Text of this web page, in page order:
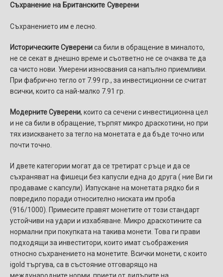
Съхранение на Британските Суверени
Съхранението им е лесно.
Историческите Суверениса били в обращение в миналото,
не се секат в днешно време и съответно не се очаква те да
са чисто нови. Умерени износвания са напълно приемливи.
При фабрично тегло от 7.99 гр., за инвестиционни се считат
всички, които са най-малко 7.91 гр.
Модерните Суверени, които са сечени с инвестиционна цел
и не са били в обращение, търпят микро драскотини, но при
тях изискването за тегло на монетата е да бъде точно или
почти точно.
И двете категории могат да се третират с ръце и да се
съхраняват на фишеци без капусли една до друга ( ние Ви ги
продаваме с капсули). Изпускане на монетата рядко би я
повредило поради относително ниската им проба
(916/1000). Примесите правят монетите от този стандарт
устойчиви на удари и изхабяване. Микро драскотините са
нормални при покупката на такива монети. Това ги прави
подходящи за инвеститори, които имат съображения
относно съхранението на монетите. Всички монети, с които
igold търгува, са в състояние отговарящо на
международните норми, приети от дилърите на